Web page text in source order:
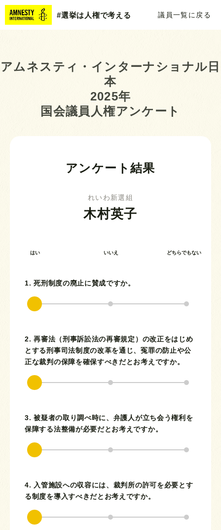
#選挙は人権で考える 議員一覧に戻る
アムネスティ・インターナショナル日
本
2025年
国会議員人権アンケート
アンケート結果
れいわ新選組
木村英子
はい いいえ どちらでもない
1. 死刑制度の廃止に賛成ですか。
2. 再審法（刑事訴訟法の再審規定）の改正をはじめ
とする刑事司法制度の改革を通じ、冤罪の防止や公
正な裁判の保障を確保すべきだとお考えですか。
3. 被疑者の取り調べ時に、弁護人が立ち会う権利を
保障する法整備が必要だとお考えですか。
4. 入管施設への収容には、裁判所の許可を必要とす
る制度を導入すべきだとお考えですか。